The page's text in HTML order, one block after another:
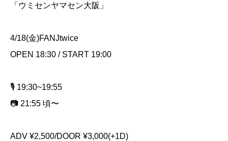
「ウミセンヤマセン大阪」
4/18(金)FANJtwice
OPEN 18:30 / START 19:00
🎙️ 19:30~19:55
📷 21:55 頃〜
ADV ¥2,500/DOOR ¥3,000(+1D)